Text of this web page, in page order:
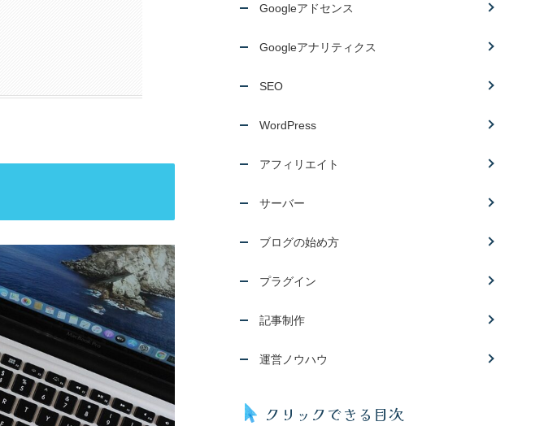
Googleアドセンス
Googleアナリティクス
SEO
WordPress
アフィリエイト
サーバー
ブログの始め方
プラグイン
記事制作
運営ノウハウ
クリックできる目次